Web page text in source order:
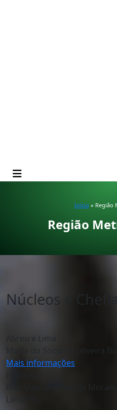
Início » Região
Região
Núcleos e
Abreu e Lima
Maria do Socorro Oliveira
Mais informações
Rua Mascarenhas de
Lima/PE.